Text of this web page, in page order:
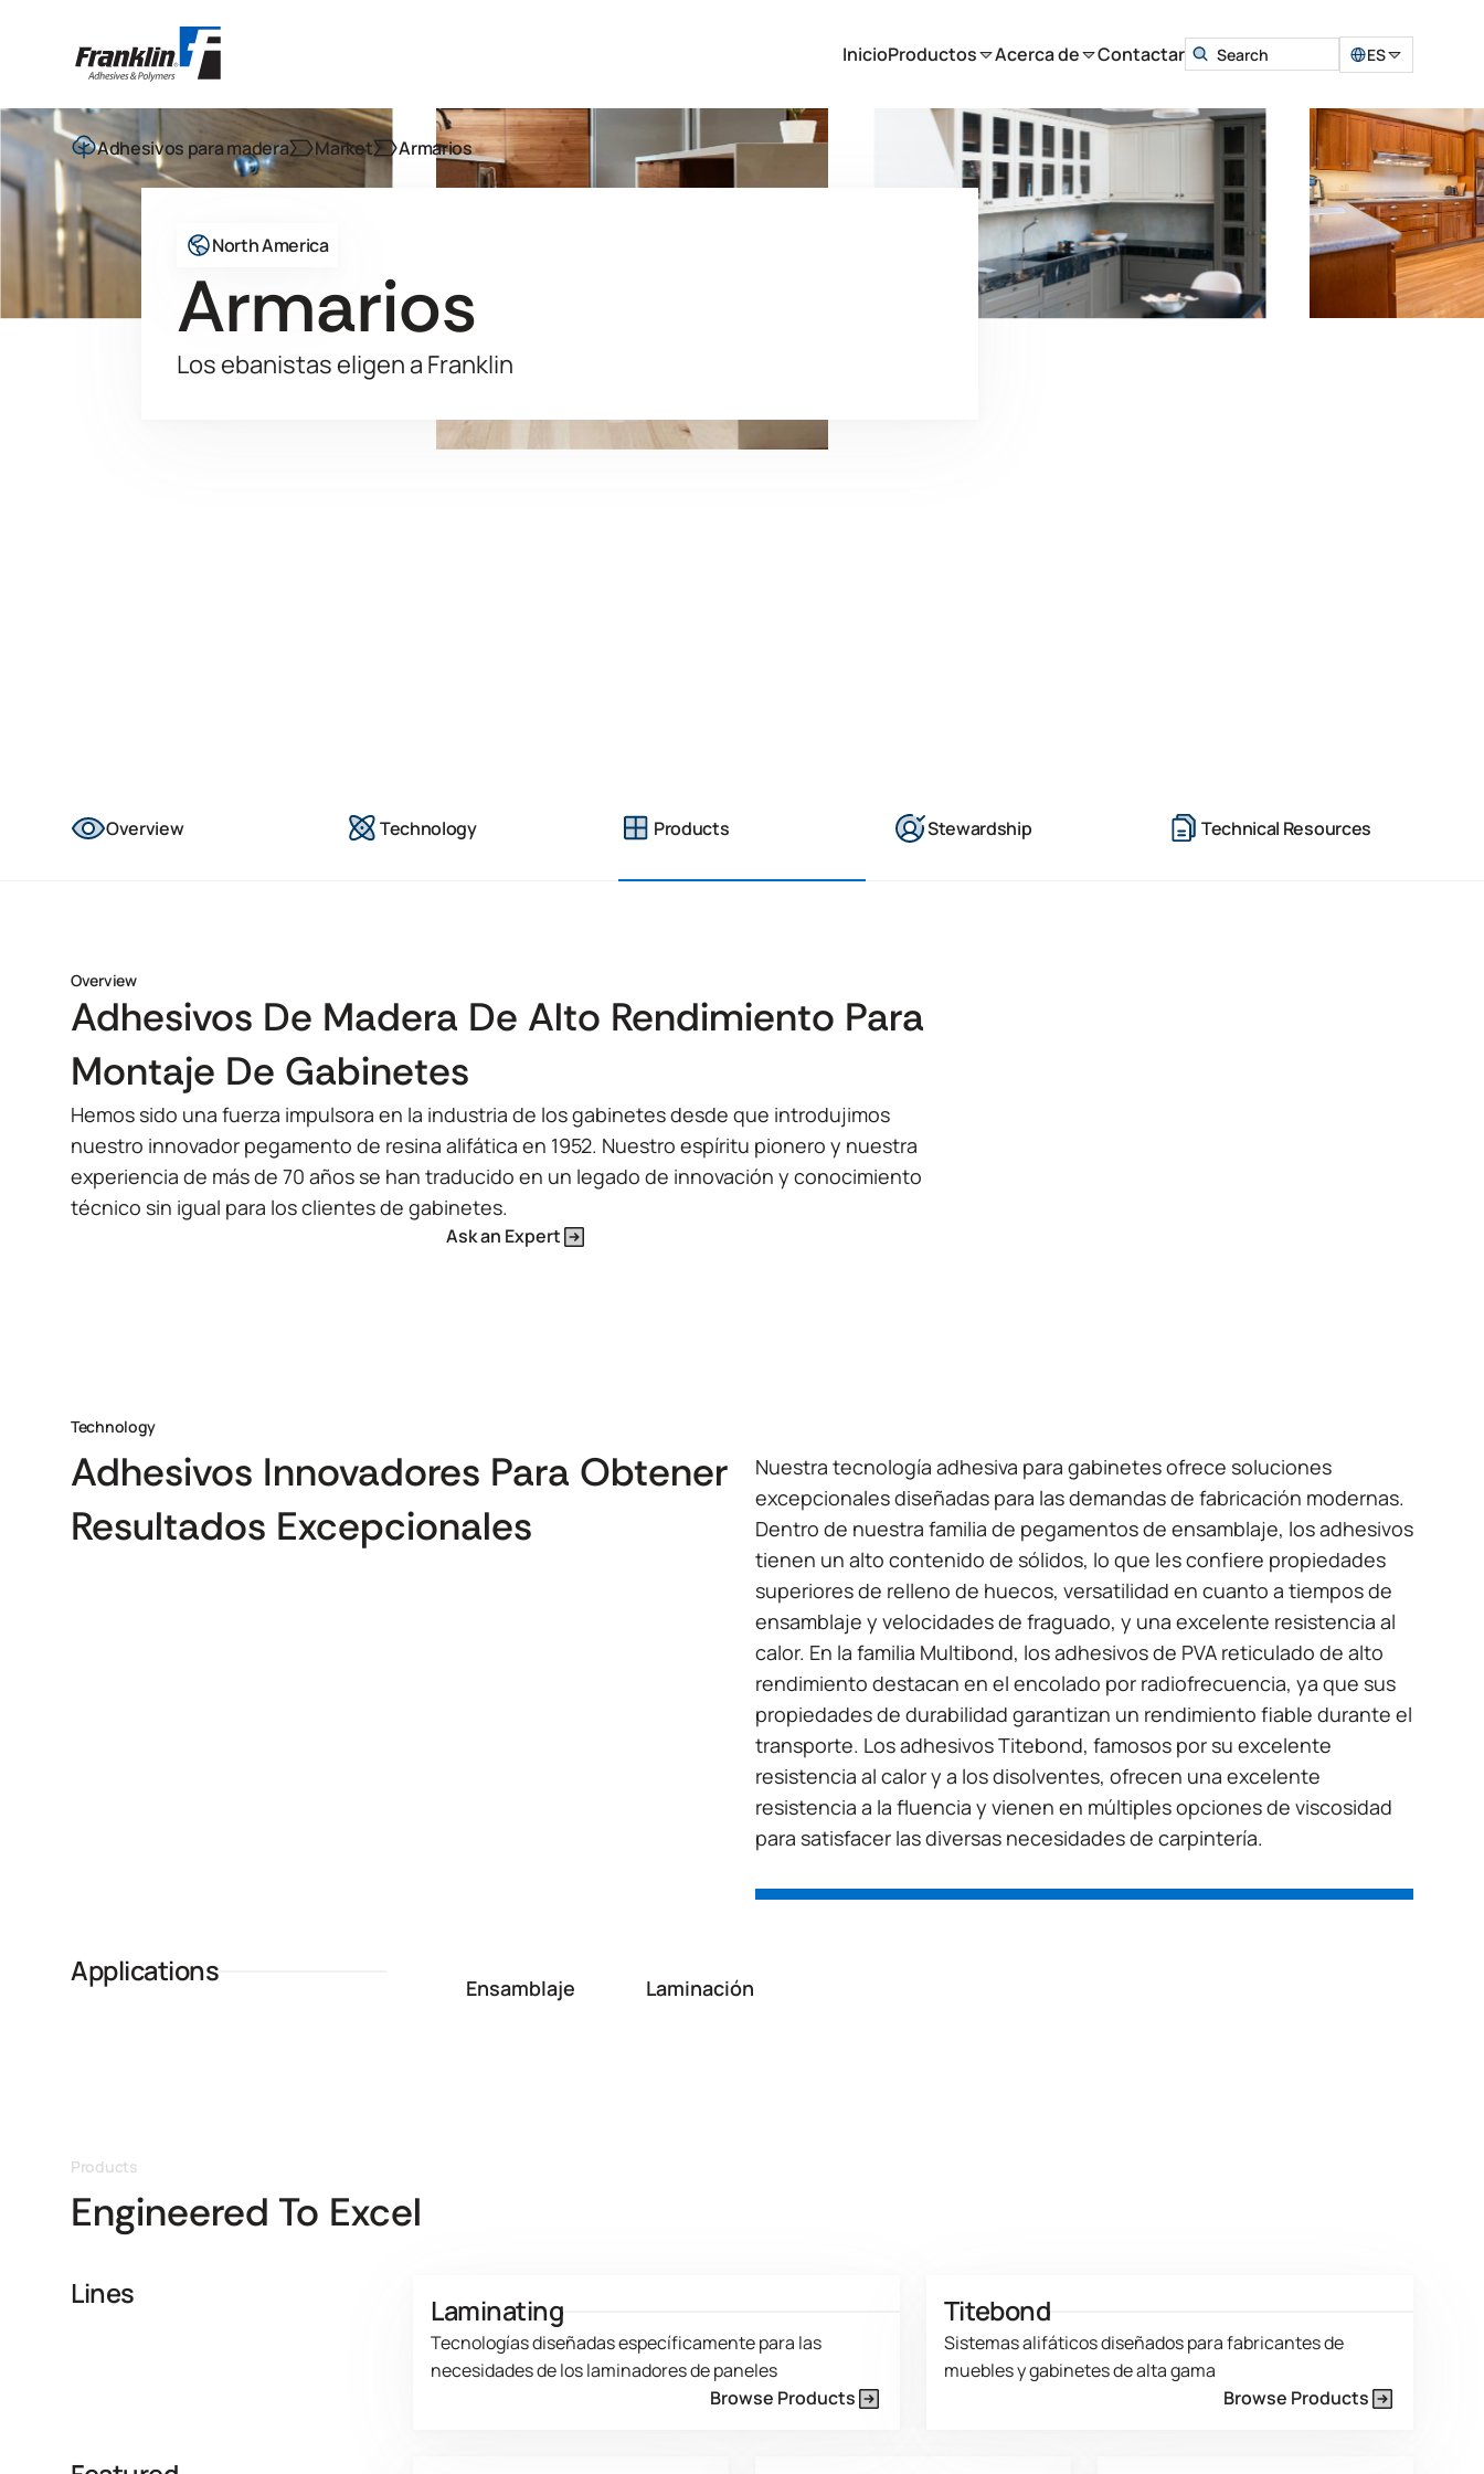
InicioProductos Acerca de Contactar ES
Adhesivos para madera Market Armarios
North America
Armarios
Los ebanistas eligen a Franklin
Overview Technology Products Stewardship Technical Resources
Overview
Adhesivos De Madera De Alto Rendimiento Para
Montaje De Gabinetes
Hemos sido una fuerza impulsora en la industria de los gabinetes desde que introdujimos
nuestro innovador pegamento de resina alifática en 1952. Nuestro espíritu pionero y nuestra
experiencia de más de 70 años se han traducido en un legado de innovación y conocimiento
técnico sin igual para los clientes de gabinetes.
Ask an Expert
Technology
Adhesivos Innovadores Para Obtener
Resultados Excepcionales
Nuestra tecnología adhesiva para gabinetes ofrece soluciones
excepcionales diseñadas para las demandas de fabricación modernas.
Dentro de nuestra familia de pegamentos de ensamblaje, los adhesivos
tienen un alto contenido de sólidos, lo que les confiere propiedades
superiores de relleno de huecos, versatilidad en cuanto a tiempos de
ensamblaje y velocidades de fraguado, y una excelente resistencia al
calor. En la familia Multibond, los adhesivos de PVA reticulado de alto
rendimiento destacan en el encolado por radiofrecuencia, ya que sus
propiedades de durabilidad garantizan un rendimiento fiable durante el
transporte. Los adhesivos Titebond, famosos por su excelente
resistencia al calor y a los disolventes, ofrecen una excelente
resistencia a la fluencia y vienen en múltiples opciones de viscosidad
para satisfacer las diversas necesidades de carpintería.
Applications Ensamblaje Laminación
Products
Engineered To Excel
Lines Laminating
Tecnologías diseñadas específicamente para las
necesidades de los laminadores de paneles
Browse Products
Titebond
Sistemas alifáticos diseñados para fabricantes de
muebles y gabinetes de alta gama
Browse Products